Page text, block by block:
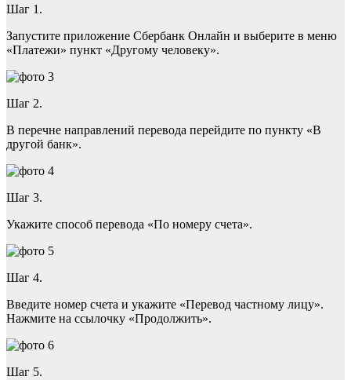
Шаг 1.
Запустите приложение Сбербанк Онлайн и выберите в меню
«Платежи» пункт «Другому человеку».
Шаг 2.
В перечне направлений перевода перейдите по пункту «В
другой банк».
Шаг 3.
Укажите способ перевода «По номеру счета».
Шаг 4.
Введите номер счета и укажите «Перевод частному лицу».
Нажмите на ссылочку «Продолжить».
Шаг 5.